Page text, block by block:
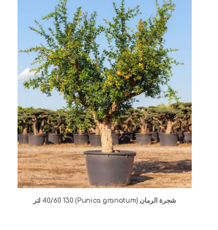
شجرة الرمان (Punica granatum) 40/60 130 لتر